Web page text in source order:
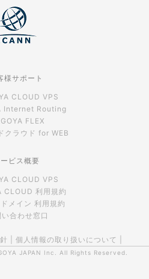
様サポート
CLOUD VPS
Internet Routing
FLEX
クラウド for WEB
ビス概要
CLOUD VPS
CLOUD 利用規約
メイン 利用規約
い合わせ窓口
個人情報の取り扱いについて
JAPAN Inc. All Rights Reserved.